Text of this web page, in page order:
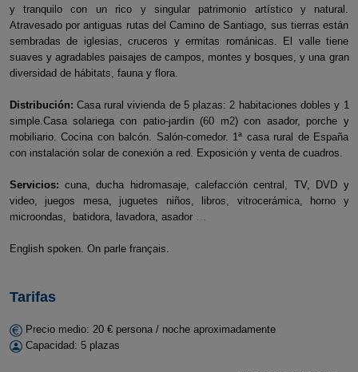
y tranquilo con un rico y singular patrimonio artístico y natural.
Atravesado por antiguas rutas del Camino de Santiago, sus tierras están
sembradas de iglesias, cruceros y ermitas románicas. El valle tiene
suaves y agradables paisajes de campos, montes y bosques, y una gran
diversidad de hábitats, fauna y flora.
Distribución: Casa rural vivienda de 5 plazas: 2 habitaciones dobles y 1
simple.Casa solariega con patio-jardín (60 m2) con asador, porche y
mobiliario. Cocina con balcón. Salón-comedor. 1ª casa rural de España
con instalación solar de conexión a red. Exposición y venta de cuadros.
Servicios: cuna, ducha hidromasaje, calefacción central, TV, DVD y
video, juegos mesa, juguetes niños, libros, vitrocerámica, horno y
microondas, batidora, lavadora, asador …
English spoken. On parle français.
Tarifas
Precio medio: 20 € persona / noche aproximadamente
Capacidad: 5 plazas